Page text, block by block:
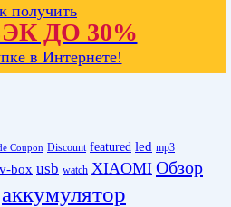
получить
ДО 30%
в Интернете!
Coupon Discount featured led mp3
box usb watch XIAOMI Обзор
аккумулятор